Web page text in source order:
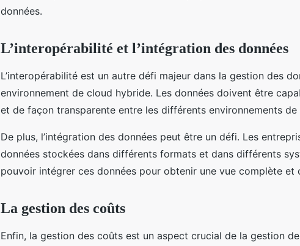
données.
L’interopérabilité et l’intégration des données
L’interopérabilité est un autre défi majeur dans la gestion des
environnement de cloud hybride. Les données doivent être
et de façon transparente entre les différents environnements de
De plus, l’intégration des données peut être un défi. Les
données stockées dans différents formats et dans différents
pouvoir intégrer ces données pour obtenir une vue complète et
La gestion des coûts
Enfin, la gestion des coûts est un aspect crucial de la gestion